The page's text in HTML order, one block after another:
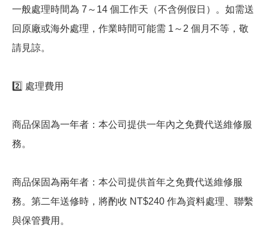
一般處理時間為 7～14 個工作天（不含例假日）。如需送
回原廠或海外處理，作業時間可能需 1～2 個月不等，敬
請見諒。
2️⃣ 處理費用
商品保固為一年者：本公司提供一年內之免費代送維修服
務。
商品保固為兩年者：本公司提供首年之免費代送維修服
務。第二年送修時，將酌收 NT$240 作為資料處理、聯繫
與保管費用。